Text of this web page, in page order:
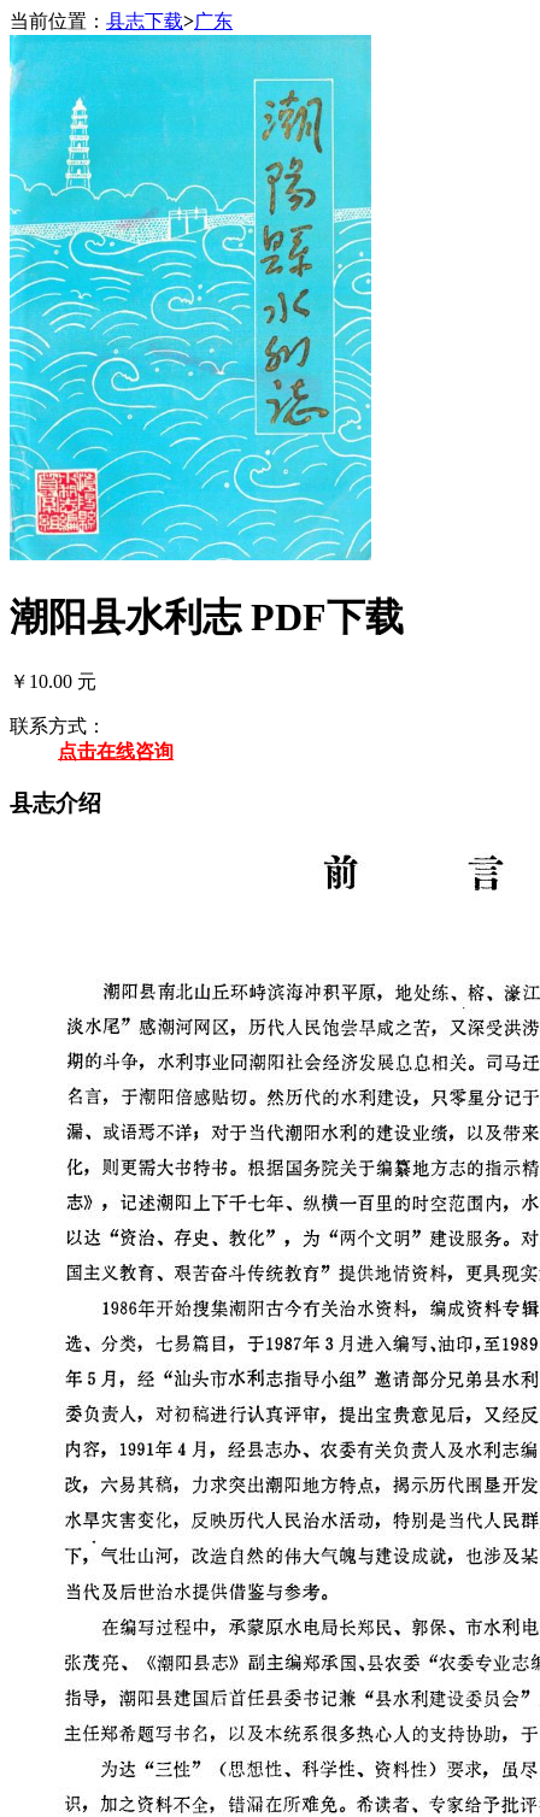
当前位置： 县志下载>广东
潮阳县水利志 PDF下载
￥10.00 元
联系方式：
点击在线咨询
县志介绍